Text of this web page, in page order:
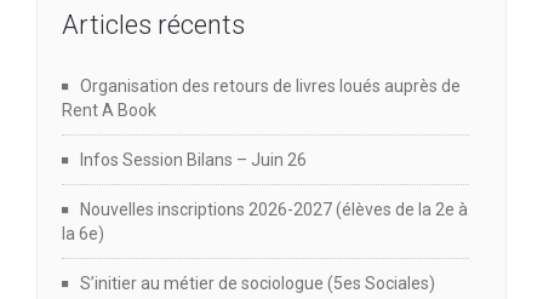
Articles récents
Organisation des retours de livres loués auprès de
Rent A Book
Infos Session Bilans – Juin 26
Nouvelles inscriptions 2026-2027 (élèves de la 2e à
la 6e)
S’initier au métier de sociologue (5es Sociales)